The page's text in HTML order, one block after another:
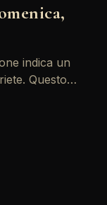
Questo è